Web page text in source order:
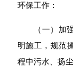
环保工作：
（一）加
明施工，规范
程中污水、扬